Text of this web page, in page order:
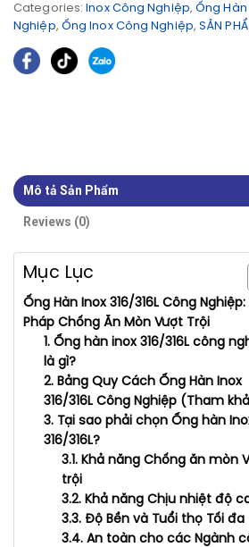
Categories: Inox Công Nghiệp,Ống Hàn
Nghiệp, Ống Inox Công Nghiệp,SẢN
Mô tả Sản Phẩm
Reviews (0)
Mục Lục
Ống Hàn Inox 316/316L Công Nghiệp:
Pháp Chống Ăn Mòn Vượt Trội
1. Ống hàn inox 316/316L công
là gì?
2. Bảng Quy Cách Ống Hàn Inox
316/316L Công Nghiệp (Tham
3. Tại sao phải chọn Ống hàn
316/316L?
3.1. Khả năng Chống ăn mòn
trội
3.2. Khả năng Chịu nhiệt độ
3.3. Độ Bền và Tuổi thọ Tối đa
3.4. An toàn cho các Ngành